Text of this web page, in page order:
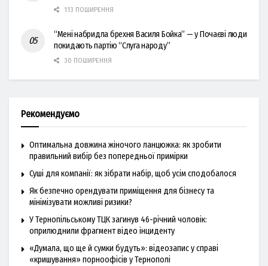
113 ПОШИРЕННЯ
“Мені набридла брехня Василя Бойка” — у Почаєві люди
покидають партію “Слуга народу”
30 ПОШИРЕННЯ
Рекомендуємо
Оптимальна довжина жіночого ланцюжка: як зробити
правильний вибір без попередньої примірки
Суші для компанії: як зібрати набір, щоб усім сподобалося
Як безпечно орендувати приміщення для бізнесу та
мінімізувати можливі ризики?
У Тернопільському ТЦК загинув 46-річний чоловік:
оприлюднили фрагмент відео інциденту
«Думала, що ще й сумки будуть»: відеозапис у справі
«кришування» порноофісів у Тернополі